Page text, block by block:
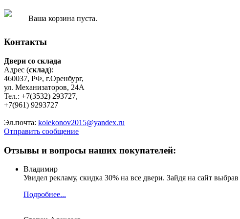
Ваша корзина пуста.
Контакты
Двери со склада
Адрес (склад):
460037, РФ, г.Оренбург,
ул. Механизаторов, 24А
Тел.: +7(3532) 293727,
+7(961) 9293727
Эл.почта: kolekonov2015@yandex.ru
Отправить сообщение
Отзывы и вопросы наших покупателей:
Владимир
Увидел рекламу, скидка 30% на все двери. Зайдя на сайт
Подробнее...